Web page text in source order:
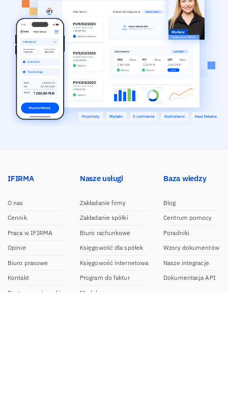
IFIRMA
O nas
Cennik
Praca w IFIRMA
Opinie
Biuro prasowe
Kontakt
Program partnerski
Nasze usługi
Zakładanie firmy
Zakładanie spółki
Biuro rachunkowe
Księgowość dla spółek
Księgowość internetowa
Program do faktur
Moduł e-commerce
Baza wiedzy
Blog
Centrum pomocy
Poradniki
Wzory dokumentów
Nasze integracje
Dokumentacja API